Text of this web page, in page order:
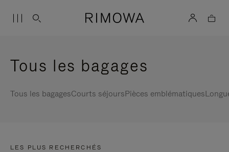
Tous les bagages
Tous les bagagesCourts séjoursPièces emblématiques
LES PLUS RECHERCHÉS